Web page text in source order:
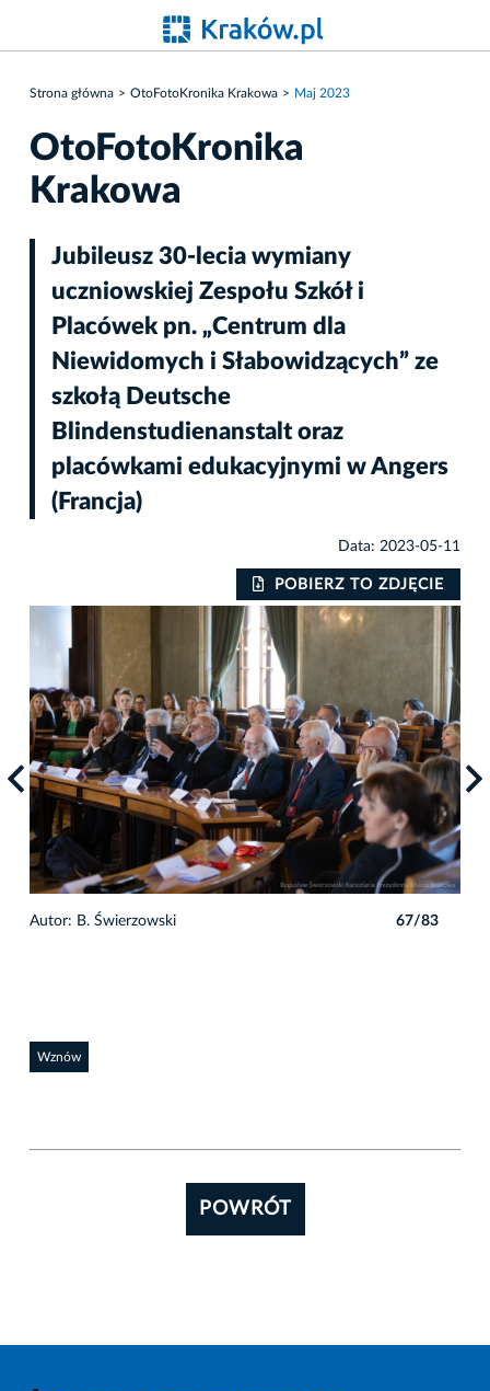
Strona główna OtoFotoKronika Krakowa Maj 2023
OtoFotoKronika
Krakowa
Jubileusz 30-lecia wymiany
uczniowskiej Zespołu Szkół i
Placówek pn. „Centrum dla
Niewidomych i Słabowidzących” ze
szkołą Deutsche
Blindenstudienanstalt oraz
placówkami edukacyjnymi w Angers
(Francja)
Data: 2023-05-11
POBIERZ TO ZDJĘCIE
Autor: B. Świerzowski 67/83
Wznów
POWRÓT